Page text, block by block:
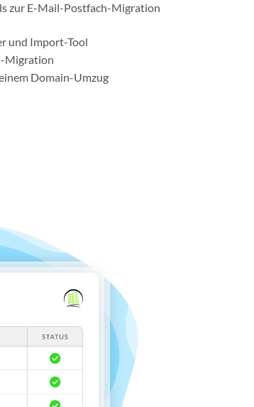
zur E-Mail-Postfach-Migration
und Import-Tool
Migration
Domain-Umzug